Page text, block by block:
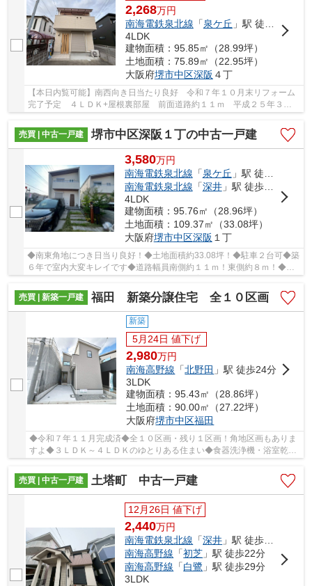
2,268万円
南海電鉄泉北線 「泉ケ丘 」駅 徒歩20分
4LDK
建物面積：95.85㎡（28.99坪）
土地面積：75.89㎡（22.95坪）
大阪府堺市中区深阪 ４丁
【本日内覧可能】南西向き日当たり良好 令和７年１０月末リフォーム
完了予定 ４ＬＤＫ+屋根裏部屋 前面道路約１１ｍ 平成２５年３月
売買 | 中古一戸建
堺市中区深阪１丁の中古一戸建
3,580万円
南海電鉄泉北線 「泉ケ丘 」駅 徒歩29分
南海電鉄泉北線 「深井」駅 徒歩34分
4LDK
建物面積：95.76㎡（28.96坪）
土地面積：109.37㎡（33.08坪）
大阪府堺市中区深阪 １丁
◆南東角地につき日当り良好！◆土地面積約33.08坪！◆駐車２台可◆築
６年で室内大変キレイです◆道路幅員南側約１１ｍ！東側約８ｍ！◆南
売買 | 新築一戸建
福田 新築分譲住宅 全１０区画
新築
5月24日 値下げ
2,980万円
南海高野線 「北野田 」駅 徒歩24分
3LDK
建物面積：95.43㎡（28.86坪）
土地面積：90.00㎡（27.22坪）
大阪府堺市中区福田
◆令和７年１１月完成済◆全１０区画・残り１区画！角地区画もありま
すよ◆３ＬＤＫ～４ＬＤＫのゆとりある住まい◆食器洗浄機・浴室乾燥
機付◆フラット３５Ｓ利用可能◆
売買 | 中古一戸建
土塔町 中古一戸建
12月26日 値下げ
2,440万円
南海電鉄泉北線 「深井 」駅 徒歩20分
南海高野線 「初芝 」駅 徒歩22分
南海高野線 「白鷺 」駅 徒歩29分
3LDK